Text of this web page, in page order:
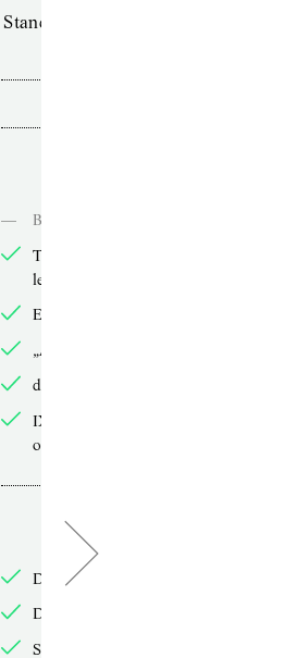
Standard (TdZ+) – Zeitschriften
—
Bücher online lesen
TdZ-Artikel seit 2013 online
lesen
Exklusive Online-Artikel lesen
„Arbeitsbücher“ online lesen
double-Artikel online lesen
IXYPSILONZETT-Artikel
online lesen
PDF-Downloads
Die aktuelle TdZ-Ausgabe
Das jährliche Arbeitsbuch
Sonderpublikationen